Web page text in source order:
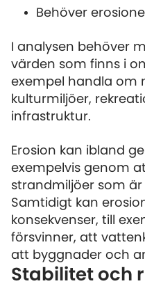
Behöver
I analysen behöver
värden som finns i
exempel handla om
kulturmiljöer,
infrastruktur.
Erosion kan ibland
exempelvis genom
strandmiljöer som är
Samtidigt kan
konsekvenser, till
försvinner, att
att byggnader och
Stabilitet och